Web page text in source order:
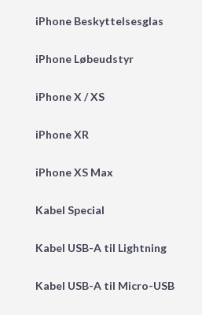
iPhone Beskyttelsesglas
iPhone Løbeudstyr
iPhone X / XS
iPhone XR
iPhone XS Max
Kabel Special
Kabel USB-A til Lightning
Kabel USB-A til Micro-USB